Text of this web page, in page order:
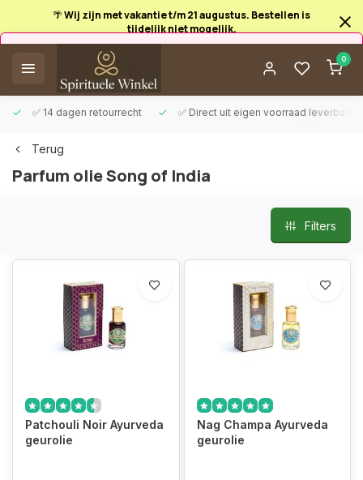
🌴 Wij zijn met vakantie t/m 21 augustus. Bestellen is
tijdelijk niet mogelijk.
0
✅ 14 dagen retourrecht ✅ Direct uit eigen voorraad leverbaar
Afrekenen is uitgeschakeld.
Terug
Parfum olie Song of India
Filters
Patchouli Noir Ayurveda
geurolie
Nag Champa Ayurveda
geurolie